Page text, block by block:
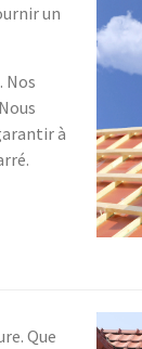
un
Nos
à
Que